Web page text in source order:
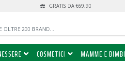
GRATIS DA €69,90
COSMETICI MAMME E BIMBI